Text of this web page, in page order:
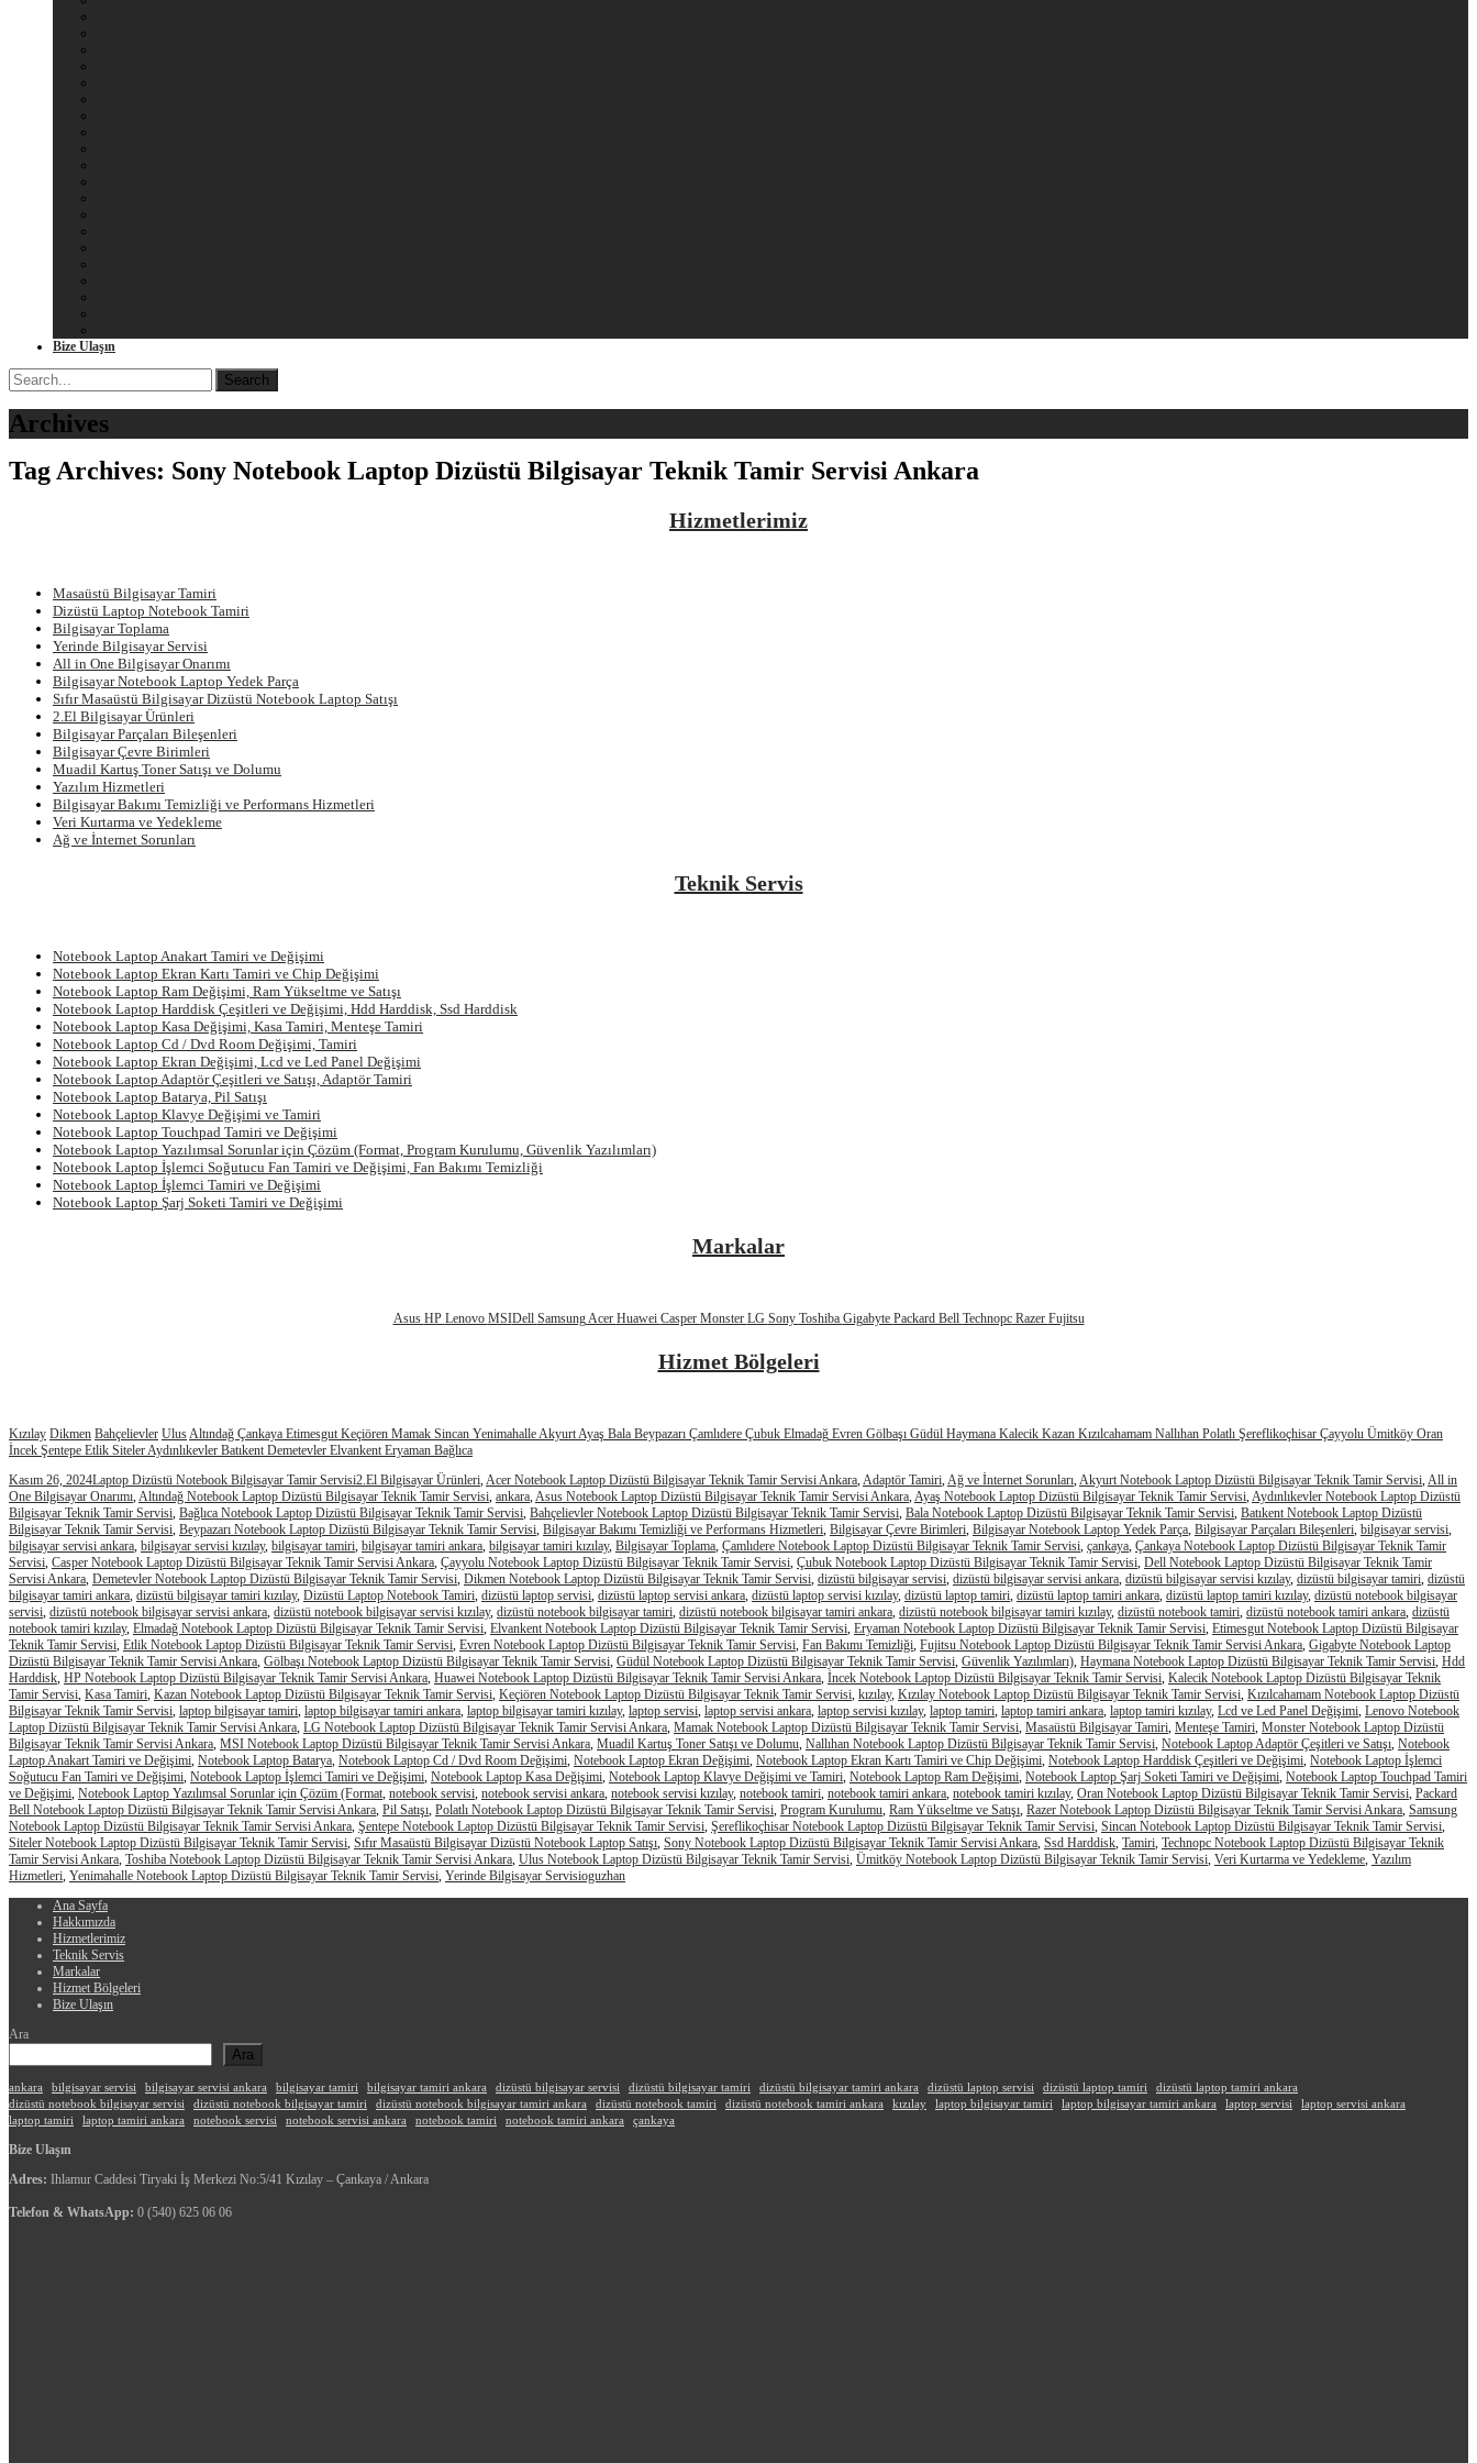
Bize Ulaşın
Search
for:
Archives
Tag Archives: Sony Notebook Laptop Dizüstü Bilgisayar Teknik Tamir Servisi Ankara
Hizmetlerimiz
Masaüstü Bilgisayar Tamiri
Dizüstü Laptop Notebook Tamiri
Bilgisayar Toplama
Yerinde Bilgisayar Servisi
All in One Bilgisayar Onarımı
Bilgisayar Notebook Laptop Yedek Parça
Sıfır Masaüstü Bilgisayar Dizüstü Notebook Laptop Satışı
2.El Bilgisayar Ürünleri
Bilgisayar Parçaları Bileşenleri
Bilgisayar Çevre Birimleri
Muadil Kartuş Toner Satışı ve Dolumu
Yazılım Hizmetleri
Bilgisayar Bakımı Temizliği ve Performans Hizmetleri
Veri Kurtarma ve Yedekleme
Ağ ve İnternet Sorunları
Teknik Servis
Notebook Laptop Anakart Tamiri ve Değişimi
Notebook Laptop Ekran Kartı Tamiri ve Chip Değişimi
Notebook Laptop Ram Değişimi, Ram Yükseltme ve Satışı
Notebook Laptop Harddisk Çeşitleri ve Değişimi, Hdd Harddisk, Ssd Harddisk
Notebook Laptop Kasa Değişimi, Kasa Tamiri, Menteşe Tamiri
Notebook Laptop Cd / Dvd Room Değişimi, Tamiri
Notebook Laptop Ekran Değişimi, Lcd ve Led Panel Değişimi
Notebook Laptop Adaptör Çeşitleri ve Satışı, Adaptör Tamiri
Notebook Laptop Batarya, Pil Satışı
Notebook Laptop Klavye Değişimi ve Tamiri
Notebook Laptop Touchpad Tamiri ve Değişimi
Notebook Laptop Yazılımsal Sorunlar için Çözüm (Format, Program Kurulumu, Güvenlik Yazılımları)
Notebook Laptop İşlemci Soğutucu Fan Tamiri ve Değişimi, Fan Bakımı Temizliği
Notebook Laptop İşlemci Tamiri ve Değişimi
Notebook Laptop Şarj Soketi Tamiri ve Değişimi
Markalar
Asus HP Lenovo MSIDell SamsungAcer Huawei Casper Monster LG Sony Toshiba Gigabyte Packard Bell TechnopcRazer Fujitsu
Hizmet Bölgeleri
Kızılay Dikmen Bahçelievler UlusAltındağ Çankaya EtimesgutKeçiören Mamak Sincan YenimahalleAkyurtAyaş Bala Beypazarı Çamlıdere Çubuk Elmadağ Evren Gölbaşı Güdül Haymana Kalecik Kazan Kızılcahamam Nallıhan Polatlı Şereflikoçhisar Çayyolu Ümitköy Oran
İncek Şentepe Etlik SitelerAydınlıkevler BatıkentDemetevler ElvankentEryaman Bağlıca
Kasım 26, 2024Laptop Dizüstü Notebook Bilgisayar Tamir Servisi2.El Bilgisayar Ürünleri,Acer Notebook Laptop Dizüstü Bilgisayar Teknik Tamir Servisi Ankara,Adaptör Tamiri,Ağ ve İnternet Sorunları,Akyurt Notebook Laptop Dizüstü Bilgisayar Teknik Tamir Servisi,All in
One Bilgisayar Onarımı,Altındağ Notebook Laptop Dizüstü Bilgisayar Teknik Tamir Servisi, ankara,Asus Notebook Laptop Dizüstü Bilgisayar Teknik Tamir Servisi Ankara,Ayaş Notebook Laptop Dizüstü Bilgisayar Teknik Tamir Servisi,Aydınlıkevler Notebook Laptop Dizüstü
Bilgisayar Teknik Tamir Servisi, Bağlıca Notebook Laptop Dizüstü Bilgisayar Teknik Tamir Servisi, Bahçelievler Notebook Laptop Dizüstü Bilgisayar Teknik Tamir Servisi, Bala Notebook Laptop Dizüstü Bilgisayar Teknik Tamir Servisi, Batıkent Notebook Laptop Dizüstü
Bilgisayar Teknik Tamir Servisi, Beypazarı Notebook Laptop Dizüstü Bilgisayar Teknik Tamir Servisi, Bilgisayar Bakımı Temizliği ve Performans Hizmetleri, Bilgisayar Çevre Birimleri, Bilgisayar Notebook Laptop Yedek Parça, Bilgisayar Parçaları Bileşenleri, bilgisayar servisi,
bilgisayar servisi ankara, bilgisayar servisi kızılay, bilgisayar tamiri, bilgisayar tamiri ankara, bilgisayar tamiri kızılay, Bilgisayar Toplama, Çamlıdere Notebook Laptop Dizüstü Bilgisayar Teknik Tamir Servisi, çankaya, Çankaya Notebook Laptop Dizüstü Bilgisayar Teknik Tamir
Servisi, Casper Notebook Laptop Dizüstü Bilgisayar Teknik Tamir Servisi Ankara, Çayyolu Notebook Laptop Dizüstü Bilgisayar Teknik Tamir Servisi, Çubuk Notebook Laptop Dizüstü Bilgisayar Teknik Tamir Servisi, Dell Notebook Laptop Dizüstü Bilgisayar Teknik Tamir
Servisi Ankara, Demetevler Notebook Laptop Dizüstü Bilgisayar Teknik Tamir Servisi, Dikmen Notebook Laptop Dizüstü Bilgisayar Teknik Tamir Servisi, dizüstü bilgisayar servisi, dizüstü bilgisayar servisi ankara, dizüstü bilgisayar servisi kızılay, dizüstü bilgisayar tamiri, dizüstü
bilgisayar tamiri ankara, dizüstü bilgisayar tamiri kızılay, Dizüstü Laptop Notebook Tamiri, dizüstü laptop servisi, dizüstü laptop servisi ankara, dizüstü laptop servisi kızılay, dizüstü laptop tamiri, dizüstü laptop tamiri ankara, dizüstü laptop tamiri kızılay, dizüstü notebook bilgisayar
servisi, dizüstü notebook bilgisayar servisi ankara, dizüstü notebook bilgisayar servisi kızılay, dizüstü notebook bilgisayar tamiri, dizüstü notebook bilgisayar tamiri ankara, dizüstü notebook bilgisayar tamiri kızılay, dizüstü notebook tamiri, dizüstü notebook tamiri ankara, dizüstü
notebook tamiri kızılay, Elmadağ Notebook Laptop Dizüstü Bilgisayar Teknik Tamir Servisi, Elvankent Notebook Laptop Dizüstü Bilgisayar Teknik Tamir Servisi, Eryaman Notebook Laptop Dizüstü Bilgisayar Teknik Tamir Servisi, Etimesgut Notebook Laptop Dizüstü Bilgisayar
Teknik Tamir Servisi, Etlik Notebook Laptop Dizüstü Bilgisayar Teknik Tamir Servisi, Evren Notebook Laptop Dizüstü Bilgisayar Teknik Tamir Servisi, Fan Bakımı Temizliği, Fujitsu Notebook Laptop Dizüstü Bilgisayar Teknik Tamir Servisi Ankara, Gigabyte Notebook Laptop
Dizüstü Bilgisayar Teknik Tamir Servisi Ankara, Gölbaşı Notebook Laptop Dizüstü Bilgisayar Teknik Tamir Servisi, Güdül Notebook Laptop Dizüstü Bilgisayar Teknik Tamir Servisi, Güvenlik Yazılımları), Haymana Notebook Laptop Dizüstü Bilgisayar Teknik Tamir Servisi, Hdd
Harddisk, HP Notebook Laptop Dizüstü Bilgisayar Teknik Tamir Servisi Ankara, Huawei Notebook Laptop Dizüstü Bilgisayar Teknik Tamir Servisi Ankara, İncek Notebook Laptop Dizüstü Bilgisayar Teknik Tamir Servisi, Kalecik Notebook Laptop Dizüstü Bilgisayar Teknik
Tamir Servisi, Kasa Tamiri, Kazan Notebook Laptop Dizüstü Bilgisayar Teknik Tamir Servisi, Keçiören Notebook Laptop Dizüstü Bilgisayar Teknik Tamir Servisi, kızılay, Kızılay Notebook Laptop Dizüstü Bilgisayar Teknik Tamir Servisi, Kızılcahamam Notebook Laptop Dizüstü
Bilgisayar Teknik Tamir Servisi, laptop bilgisayar tamiri, laptop bilgisayar tamiri ankara, laptop bilgisayar tamiri kızılay, laptop servisi, laptop servisi ankara, laptop servisi kızılay, laptop tamiri, laptop tamiri ankara, laptop tamiri kızılay, Lcd ve Led Panel Değişimi, Lenovo Notebook
Laptop Dizüstü Bilgisayar Teknik Tamir Servisi Ankara, LG Notebook Laptop Dizüstü Bilgisayar Teknik Tamir Servisi Ankara, Mamak Notebook Laptop Dizüstü Bilgisayar Teknik Tamir Servisi, Masaüstü Bilgisayar Tamiri, Menteşe Tamiri, Monster Notebook Laptop Dizüstü
Bilgisayar Teknik Tamir Servisi Ankara, MSI Notebook Laptop Dizüstü Bilgisayar Teknik Tamir Servisi Ankara, Muadil Kartuş Toner Satışı ve Dolumu, Nallıhan Notebook Laptop Dizüstü Bilgisayar Teknik Tamir Servisi, Notebook Laptop Adaptör Çeşitleri ve Satışı, Notebook
Laptop Anakart Tamiri ve Değişimi, Notebook Laptop Batarya, Notebook Laptop Cd / Dvd Room Değişimi, Notebook Laptop Ekran Değişimi, Notebook Laptop Ekran Kartı Tamiri ve Chip Değişimi, Notebook Laptop Harddisk Çeşitleri ve Değişimi, Notebook Laptop İşlemci
Soğutucu Fan Tamiri ve Değişimi, Notebook Laptop İşlemci Tamiri ve Değişimi, Notebook Laptop Kasa Değişimi, Notebook Laptop Klavye Değişimi ve Tamiri, Notebook Laptop Ram Değişimi, Notebook Laptop Şarj Soketi Tamiri ve Değişimi, Notebook Laptop Touchpad Tamiri
ve Değişimi, Notebook Laptop Yazılımsal Sorunlar için Çözüm (Format, notebook servisi, notebook servisi ankara, notebook servisi kızılay, notebook tamiri, notebook tamiri ankara, notebook tamiri kızılay, Oran Notebook Laptop Dizüstü Bilgisayar Teknik Tamir Servisi, Packard
Bell Notebook Laptop Dizüstü Bilgisayar Teknik Tamir Servisi Ankara, Pil Satışı, Polatlı Notebook Laptop Dizüstü Bilgisayar Teknik Tamir Servisi, Program Kurulumu, Ram Yükseltme ve Satışı, Razer Notebook Laptop Dizüstü Bilgisayar Teknik Tamir Servisi Ankara, Samsung
Notebook Laptop Dizüstü Bilgisayar Teknik Tamir Servisi Ankara, Şentepe Notebook Laptop Dizüstü Bilgisayar Teknik Tamir Servisi, Şereflikoçhisar Notebook Laptop Dizüstü Bilgisayar Teknik Tamir Servisi, Sincan Notebook Laptop Dizüstü Bilgisayar Teknik Tamir Servisi,
Siteler Notebook Laptop Dizüstü Bilgisayar Teknik Tamir Servisi, Sıfır Masaüstü Bilgisayar Dizüstü Notebook Laptop Satışı, Sony Notebook Laptop Dizüstü Bilgisayar Teknik Tamir Servisi Ankara, Ssd Harddisk, Tamiri, Technopc Notebook Laptop Dizüstü Bilgisayar Teknik
Tamir Servisi Ankara, Toshiba Notebook Laptop Dizüstü Bilgisayar Teknik Tamir Servisi Ankara, Ulus Notebook Laptop Dizüstü Bilgisayar Teknik Tamir Servisi, Ümitköy Notebook Laptop Dizüstü Bilgisayar Teknik Tamir Servisi, Veri Kurtarma ve Yedekleme, Yazılım
Hizmetleri, Yenimahalle Notebook Laptop Dizüstü Bilgisayar Teknik Tamir Servisi, Yerinde Bilgisayar Servisioguzhan
Ana Sayfa
Hakkımızda
Hizmetlerimiz
Teknik Servis
Markalar
Hizmet Bölgeleri
Bize Ulaşın
Ara
Ara
ankara bilgisayar servisi bilgisayar servisi ankara bilgisayar tamiri bilgisayar tamiri ankara dizüstü bilgisayar servisi dizüstü bilgisayar tamiri dizüstü bilgisayar tamiri ankara dizüstü laptop servisi dizüstü laptop tamiri
dizüstü laptop tamiri ankara
dizüstü notebook bilgisayar servisi
dizüstü notebook bilgisayar tamiri dizüstü notebook bilgisayar tamiri ankara dizüstü notebook tamiri dizüstü notebook tamiri ankara kızılay laptop bilgisayar tamiri laptop bilgisayar tamiri ankara laptop servisi
laptop servisi ankara
laptop tamiri
laptop tamiri ankara notebook servisi notebook servisi ankara notebook tamiri notebook tamiri ankara çankaya
Bize Ulaşın
Adres: Ihlamur Caddesi Tiryaki İş Merkezi No:5/41 Kızılay – Çankaya / Ankara
Telefon & WhatsApp: 0 (540) 625 06 06